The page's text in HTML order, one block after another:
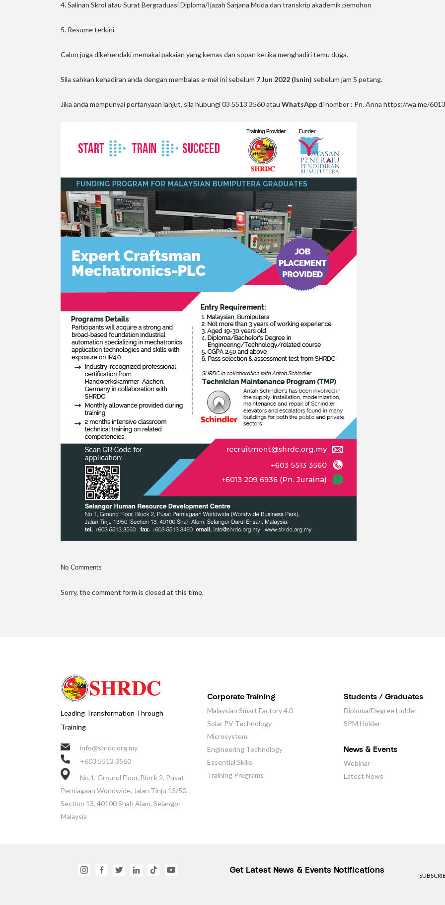
4. Salinan Skrol atau Surat Bergraduasi Diploma/Ijazah Sarjana Muda dan transkrip akademik pemohon
5. Resume terkini.
Calon juga dikehendaki memakai pakaian yang kemas dan sopan ketika menghadiri temu duga.
Sila sahkan kehadiran anda dengan membalas e-mel ini sebelum 7 Jun 2022 (Isnin) sebelum jam 5 petang.
Jika anda mempunyai pertanyaan lanjut, sila hubungi 03 5513 3560 atau WhatsAppdi nombor : Pn. Anna https://wa.me/
No Comments
Sorry, the comment form is closed at this time.
Leading Transformation Through
Training
info@shrdc.org.my
+603 5513 3560
No.1, Ground Floor, Block 2, Pusat
Perniagaan Worldwide, Jalan Tinju 13/50,
Section 13, 40100 Shah Alam, Selangor
Malaysia
Corporate Training
Malaysian Smart Factory 4.0
Solar PV Technology
Microsystem
Engineering Technology
Essential Skills
Training Programs
Students / Graduates
Diploma/Degree Holder
SPM Holder
News & Events
Webinar
Latest News
Get Latest News & Events Notifications